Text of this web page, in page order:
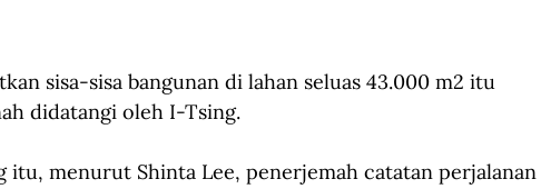
sisa-sisa bangunan di lahan seluas 43.000 m2 itu
didatangi oleh I-Tsing.
itu, menurut Shinta Lee, penerjemah catatan perjalanan